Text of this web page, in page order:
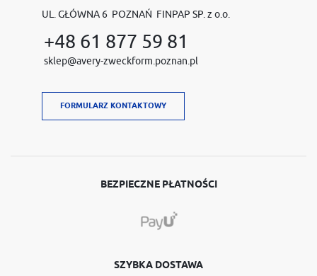
UL. GŁÓWNA 6 POZNAŃ FINPAP SP. z o.o.
+48 61 877 59 81
sklep@avery-zweckform.poznan.pl
FORMULARZ KONTAKTOWY
BEZPIECZNE PŁATNOŚCI
SZYBKA DOSTAWA